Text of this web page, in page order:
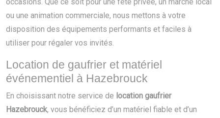
ou une animation commerciale, nous mettons à votre
disposition des équipements performants et faciles à
utiliser pour régaler vos invités.
Location de gaufrier et matériel
événementiel à Hazebrouck
En choisissant notre service de location gaufrier
Hazebrouck, vous bénéficiez d’un matériel fiable et d’un